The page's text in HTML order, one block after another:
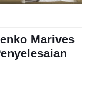
Marives